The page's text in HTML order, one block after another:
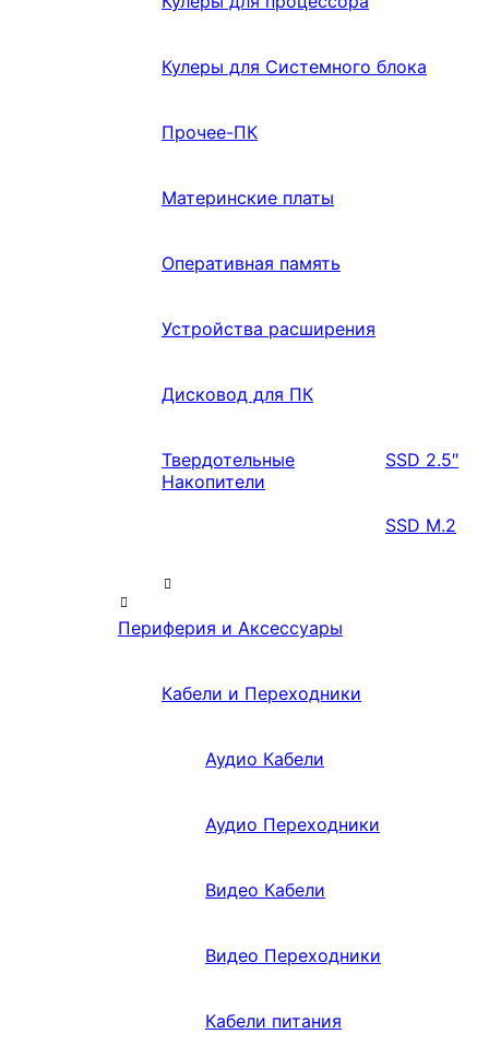
Кулеры для Системного блока
Прочее-ПК
Материнские платы
Оперативная память
Устройства расширения
Дисковод для ПК
Твердотельные
Накопители
SSD 2.5″
SSD M.2
Периферия и Аксессуары
Кабели и Переходники
Аудио Кабели
Аудио Переходники
Видео Кабели
Видео Переходники
Кабели питания